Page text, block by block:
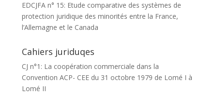
EDCJFA n° 15: Etude comparative des systèmes de
protection juridique des minorités entre la France,
l’Allemagne et le Canada
Cahiers juriduqes
CJ n°1: La coopération commerciale dans la
Convention ACP- CEE du 31 octobre 1979 de Lomé I à
Lomé II